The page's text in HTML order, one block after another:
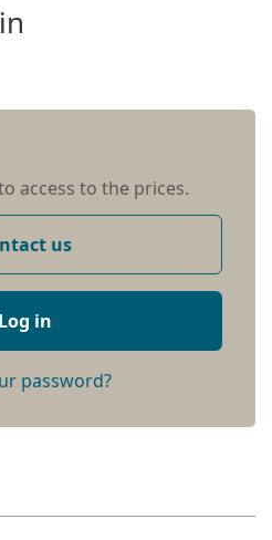
access to the prices.
us
Log in
password?